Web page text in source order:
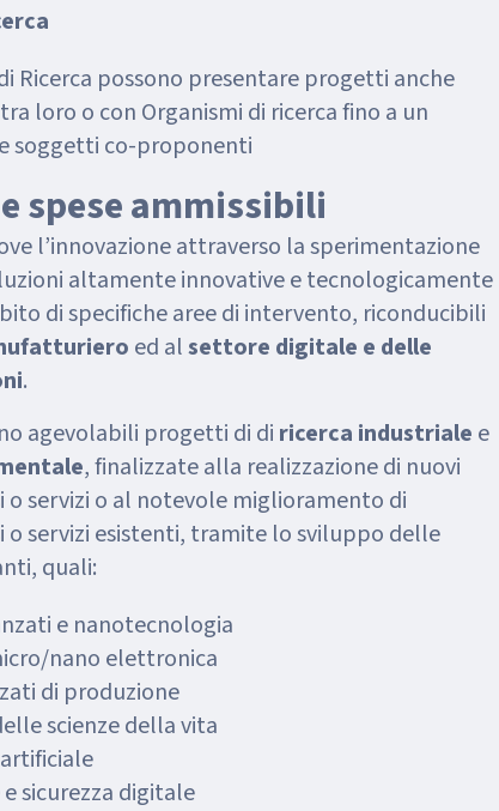
Ricerca possono presentare progetti anche
loro o con Organismi di ricerca fino a un
soggetti co-proponenti
spese ammissibili
l’innovazione attraverso la sperimentazione
altamente innovative e tecnologicamente
di specifiche aree di intervento, riconducibili
ed alsettore digitale e delle
.
agevolabili progetti di di ricerca industriale e
, finalizzate alla realizzazione di nuovi
servizi o al notevole miglioramento di
o servizi esistenti, tramite lo sviluppo delle
quali:
e nanotecnologia
nano elettronica
di produzione
scienze della vita
sicurezza digitale